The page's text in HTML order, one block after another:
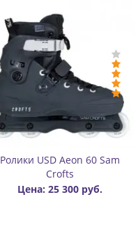
Ролики USD Aeon 60 Sam
Crofts
Цена: 25 300 руб.